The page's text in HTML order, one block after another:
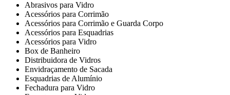
Abrasivos para Vidro
Acessórios para Corrimão
Acessórios para Corrimão e Guarda Corpo
Acessórios para Esquadrias
Acessórios para Vidro
Box de Banheiro
Distribuidora de Vidros
Envidraçamento de Sacada
Esquadrias de Alumínio
Fechadura para Vidro